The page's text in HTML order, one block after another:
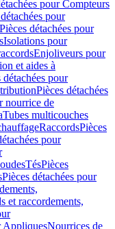
pour Compteurs
pour
Pièces détachées pour
Isolations pour
Enjoliveurs pour
et aides à
détachées pour
Pièces détachées
nourrice de
Tubes multicouches
RaccordsPièces
pour
TésPièces
Pièces détachées pour
et raccordements,
AppliquesNourrices de